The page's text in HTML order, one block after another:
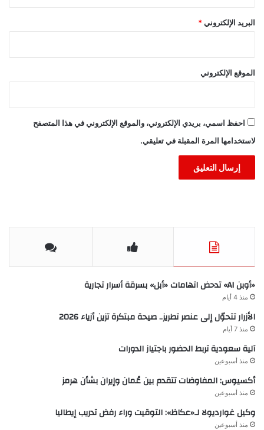
البريد الإلكتروني *
الموقع الإلكتروني
احفظ اسمي، بريدي الإلكتروني، والموقع الإلكتروني في هذا المتصفح
لاستخدامها المرة المقبلة في تعليقي.
«أوبن AI» تدحض اتهامات «أبل» بسرقة أسرار تجارية
منذ 4 أيام
الأزرار تتحوّل إلى عنصر تطريز.. صيحة مبتكرة تزين أزياء 2026
منذ 7 أيام
آلية سعودية تربط الحضور باجتياز الدورات
منذ أسبوعين
أكسيوس: المفاوضات تتقدم بين عُمان وإيران بشأن هرمز
منذ أسبوعين
وكيل غوارديولا لـ«عكاظ»: التوقيت وراء رفض تدريب إيطاليا
منذ أسبوعين